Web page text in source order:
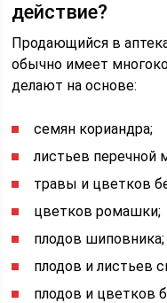
действие?
Продающийся в
обычно имеет
делают на основе:
семян кориандра;
листьев перечной
травы и цветков
цветков ромашки;
плодов шиповника;
плодов и листьев
плодов и цветков